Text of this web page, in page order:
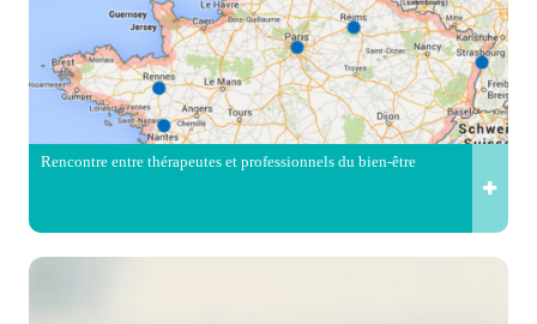
Rencontre entre thérapeutes et professionnels du bien-être